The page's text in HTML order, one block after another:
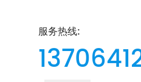
服务热线: